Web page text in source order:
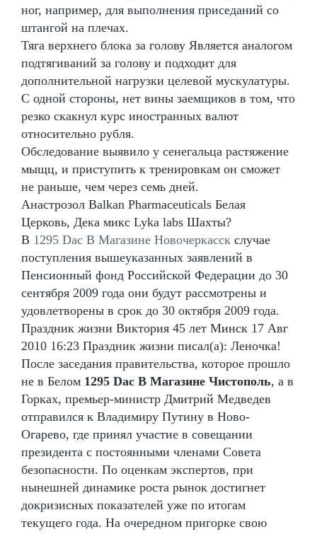
ног, например, для выполнения приседаний со
штангой на плечах.
Тяга верхнего блока за голову Является аналогом
подтягиваний за голову и подходит для
дополнительной нагрузки целевой мускулатуры.
С одной стороны, нет вины заемщиков в том, что
резко скакнул курс иностранных валют
относительно рубля.
Обследование выявило у сенегальца растяжение
мыщц, и приступить к тренировкам он сможет
не раньше, чем через семь дней.
Анастрозол Balkan Pharmaceuticals Белая
Церковь, Дека микс Lyka labs Шахты?
В 1295 Dac В Магазине Новочеркасск случае
поступления вышеуказанных заявлений в
Пенсионный фонд Российской Федерации до 30
сентября 2009 года они будут рассмотрены и
удовлетворены в срок до 30 октября 2009 года.
Праздник жизни Виктория 45 лет Минск 17 Авг
2010 16:23 Праздник жизни писал(а): Леночка!
После заседания правительства, которое прошло
не в Белом 1295 Dac В Магазине Чистополь, а в
Горках, премьер-министр Дмитрий Медведев
отправился к Владимиру Путину в Ново-
Огарево, где принял участие в совещании
президента с постоянными членами Совета
безопасности. По оценкам экспертов, при
нынешней динамике роста рынок достигнет
докризисных показателей уже по итогам
текущего года. На очередном пригорке свою